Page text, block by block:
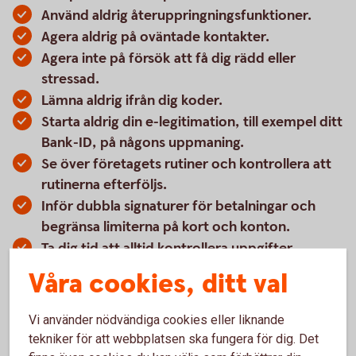
Använd aldrig återuppringningsfunktioner.
Agera aldrig på oväntade kontakter.
Agera inte på försök att få dig rädd eller
stressad.
Lämna aldrig ifrån dig koder.
Starta aldrig din e-legitimation, till exempel ditt
Bank-ID, på någons uppmaning.
Se över företagets rutiner och kontrollera att
rutinerna efterföljs.
Inför dubbla signaturer för betalningar och
begränsa limiterna på kort och konton.
Ta dig tid att alltid kontrollera uppgifter.
Låt inte sökmotorerna ge dig svar eftersom de
kan innehålla felaktiga, manipulerade
uppgifter. Sök direkt på företagens hemsidor
eller ring.
Våra cookies, ditt val
Vi använder nödvändiga cookies eller liknande
tekniker för att webbplatsen ska fungera för dig. Det